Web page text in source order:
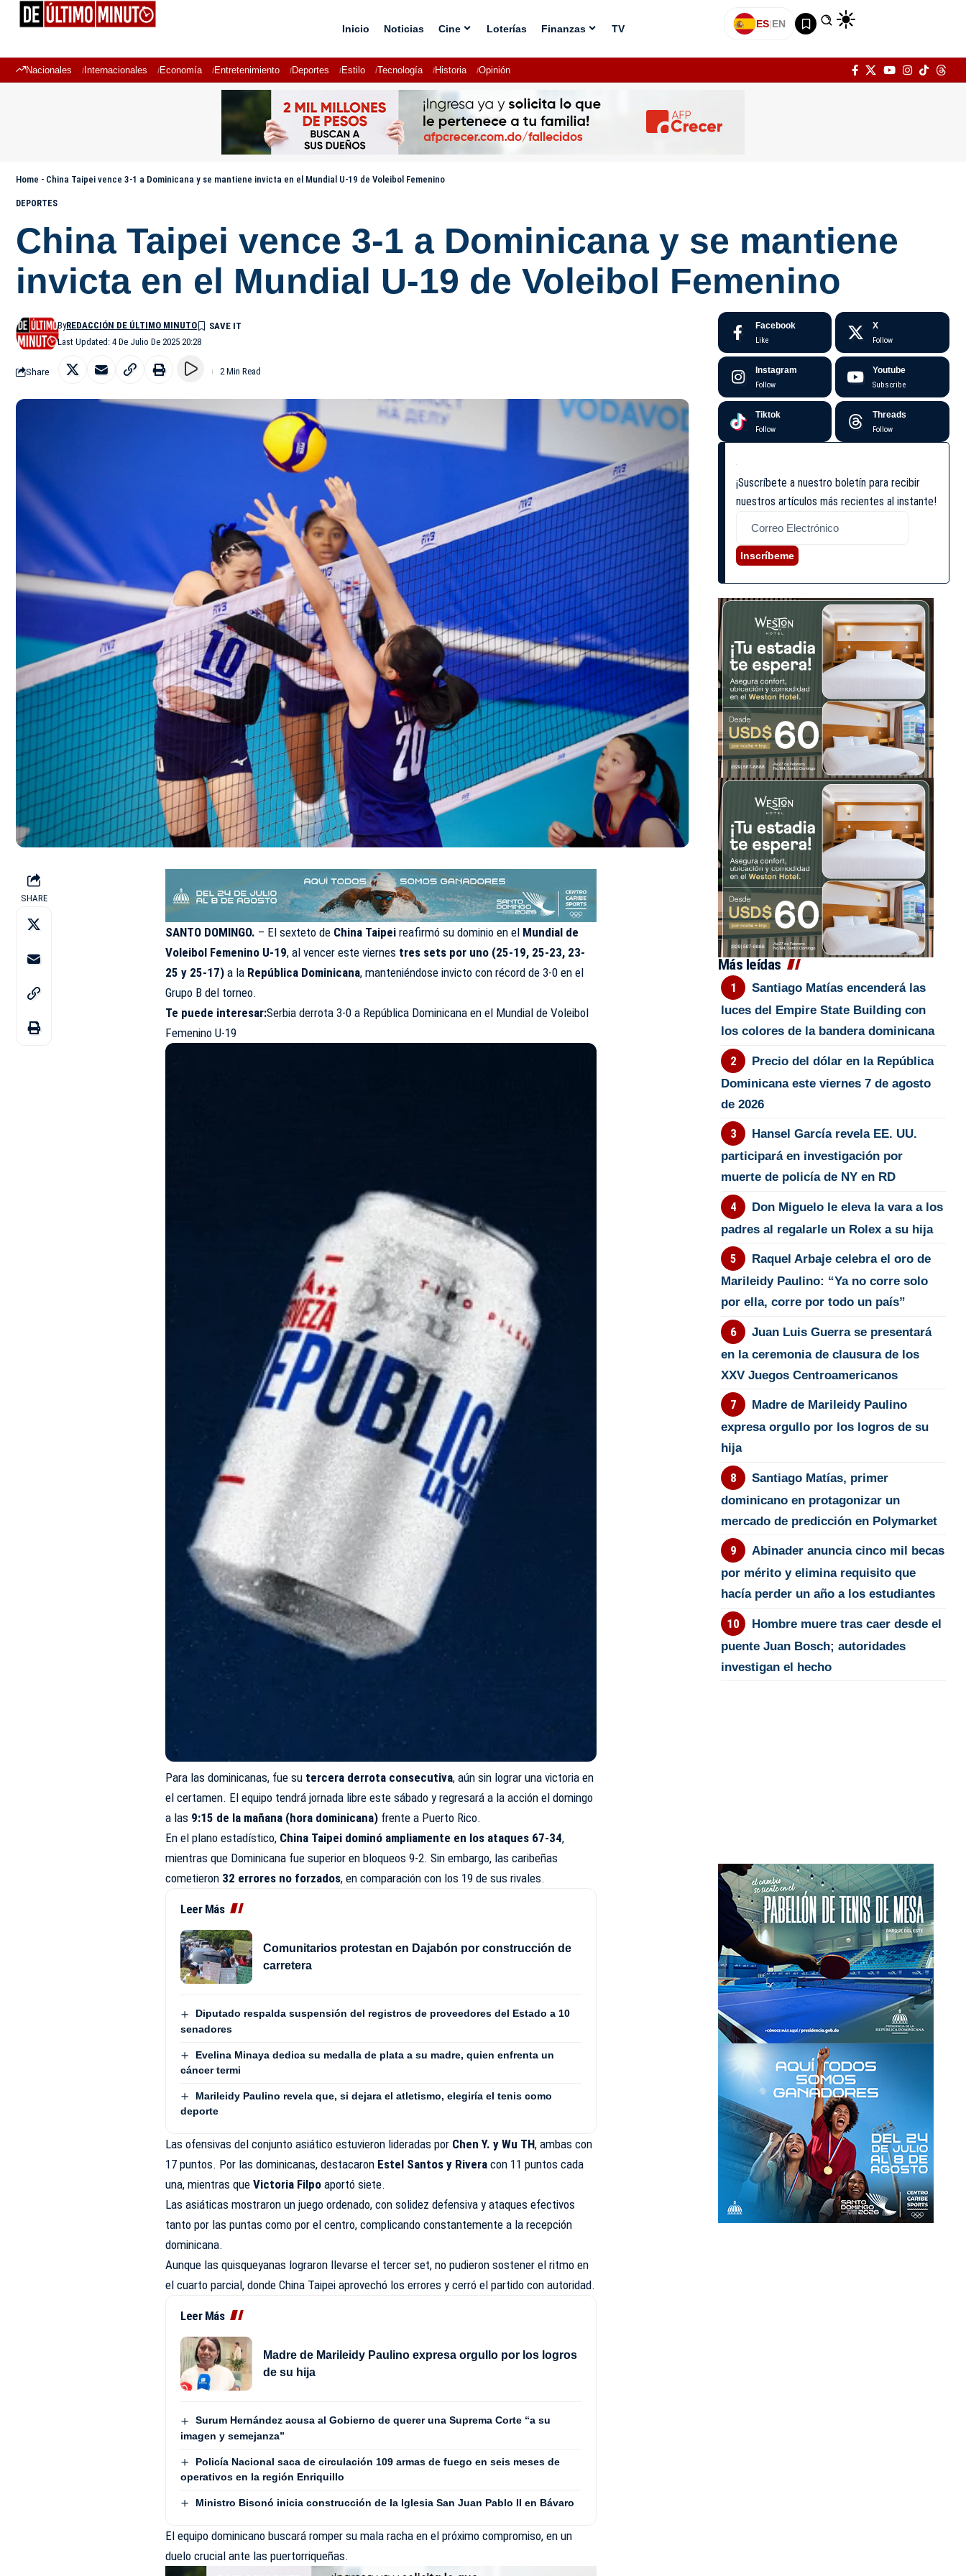
Inicio Noticias Cine Loterías Finanzas TV ES|EN
Nacionales Internacionales Economía Entretenimiento Deportes Estilo Tecnología Historia Opinión
Home - China Taipei vence 3-1 a Dominicana y se mantiene invicta en el Mundial U-19 de Voleibol Femenino
DEPORTES
China Taipei vence 3-1 a Dominicana y se mantiene
invicta en el Mundial U-19 de Voleibol Femenino
Last Updated: 4 De Julio De 2025 20:28
ByREDACCIÓN DE ÚLTIMO MINUTO
Share 2 Min Read
SHARE
SANTO DOMINGO. – El sexteto de China Taipei reafirmó su dominio en el Mundial de
Voleibol Femenino U-19, al vencer este viernes tres sets por uno (25-19, 25-23, 23-
25 y 25-17) a la República Dominicana, manteniéndose invicto con récord de 3-0 en el
Grupo B del torneo.
Te puede interesar:Serbia derrota 3-0 a República Dominicana en el Mundial de Voleibol
Femenino U-19
Para las dominicanas, fue su tercera derrota consecutiva, aún sin lograr una victoria en
el certamen. El equipo tendrá jornada libre este sábado y regresará a la acción el domingo
a las 9:15 de la mañana (hora dominicana) frente a Puerto Rico.
En el plano estadístico, China Taipei dominó ampliamente en los ataques 67-34,
mientras que Dominicana fue superior en bloqueos 9-2. Sin embargo, las caribeñas
cometieron 32 errores no forzados, en comparación con los 19 de sus rivales.
Leer Más
Comunitarios protestan en Dajabón por construcción de
carretera
Diputado respalda suspensión del registros de proveedores del Estado a 10
senadores
Evelina Minaya dedica su medalla de plata a su madre, quien enfrenta un
cáncer termi
Marileidy Paulino revela que, si dejara el atletismo, elegiría el tenis como
deporte
Las ofensivas del conjunto asiático estuvieron lideradas por Chen Y. y Wu TH, ambas con
17 puntos. Por las dominicanas, destacaron Estel Santos y Rivera con 11 puntos cada
una, mientras queVictoria Filpo aportó siete.
Las asiáticas mostraron un juego ordenado, con solidez defensiva y ataques efectivos
tanto por las puntas como por el centro, complicando constantemente a la recepción
dominicana.
Aunque las quisqueyanas lograron llevarse el tercer set, no pudieron sostener el ritmo en
el cuarto parcial, donde China Taipei aprovechó los errores y cerró el partido con autoridad.
Leer Más
Madre de Marileidy Paulino expresa orgullo por los logros
de su hija
Surum Hernández acusa al Gobierno de querer una Suprema Corte “a su
imagen y semejanza”
Policía Nacional saca de circulación 109 armas de fuego en seis meses de
operativos en la región Enriquillo
Ministro Bisonó inicia construcción de la Iglesia San Juan Pablo II en Bávaro
El equipo dominicano buscará romper su mala racha en el próximo compromiso, en un
duelo crucial ante las puertorriqueñas.
Facebook
Like
X
Follow
Instagram
Follow
Youtube
Subscribe
Tiktok
Follow
Threads
Follow
¡Suscríbete a nuestro boletín para recibir
nuestros artículos más recientes al instante!
Inscríbeme
Más leídas
Santiago Matías encenderá las
luces del Empire State Building con
los colores de la bandera dominicana
Precio del dólar en la República
Dominicana este viernes 7 de agosto
de 2026
Hansel García revela EE. UU.
participará en investigación por
muerte de policía de NY en RD
Don Miguelo le eleva la vara a los
padres al regalarle un Rolex a su hija
Raquel Arbaje celebra el oro de
Marileidy Paulino: “Ya no corre solo
por ella, corre por todo un país”
Juan Luis Guerra se presentará
en la ceremonia de clausura de los
XXV Juegos Centroamericanos
Madre de Marileidy Paulino
expresa orgullo por los logros de su
hija
Santiago Matías, primer
dominicano en protagonizar un
mercado de predicción en Polymarket
Abinader anuncia cinco mil becas
por mérito y elimina requisito que
hacía perder un año a los estudiantes
Hombre muere tras caer desde el
puente Juan Bosch; autoridades
investigan el hecho